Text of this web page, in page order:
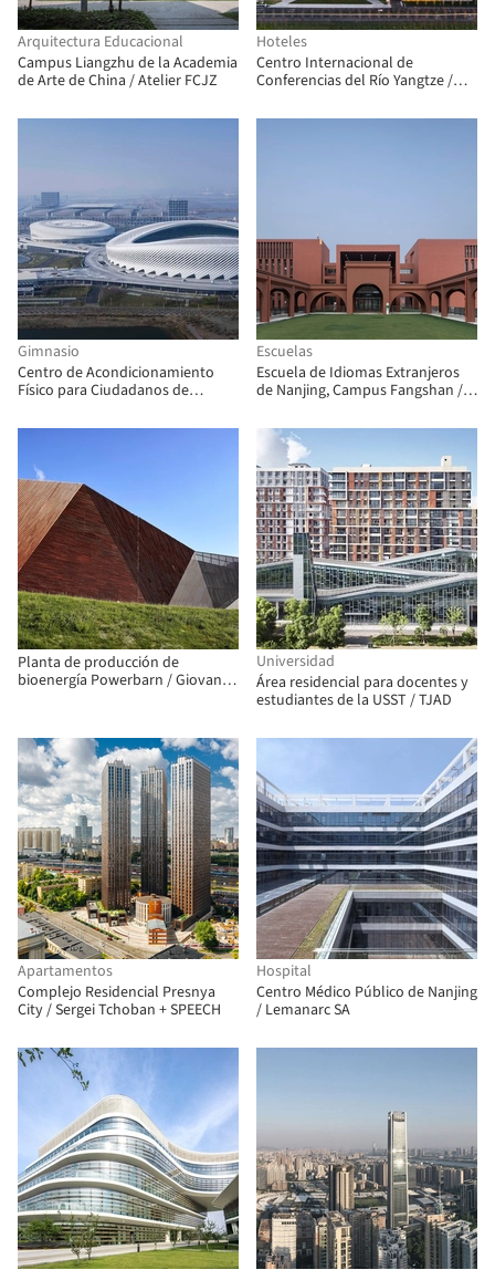
Arquitectura Educacional
Campus Liangzhu de la Academia
de Arte de China / Atelier FCJZ
Hoteles
Centro Internacional de
Conferencias del Río Yangtze /
Gimnasio
Centro de Acondicionamiento
Físico para Ciudadanos de
Engineers of Southeast University
Escuelas
Escuela de Idiomas Extranjeros
de Nanjing, Campus Fangshan /
Planta de producción de
bioenergía Powerbarn / Giovanni
Universidad
Área residencial para docentes y
estudiantes de la USST / TJAD
Apartamentos
Complejo Residencial Presnya
City / Sergei Tchoban + SPEECH
Hospital
Centro Médico Público de Nanjing
/ Lemanarc SA